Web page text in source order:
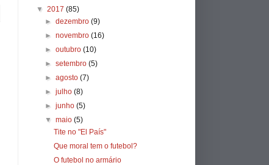
▼ 2017 (85)
► dezembro (9)
► novembro (16)
► outubro (10)
► setembro (5)
► agosto (7)
► julho (8)
► junho (5)
▼ maio (5)
Tite no "El País"
Que moral tem o futebol?
O futebol no armário